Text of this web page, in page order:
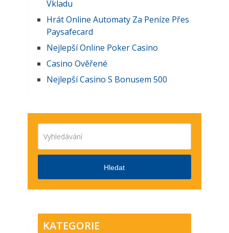
Vkladu
Hrát Online Automaty Za Peníze Přes
Paysafecard
Nejlepší Online Poker Casino
Casino Ověřené
Nejlepší Casino S Bonusem 500
Hledat
KATEGORIE